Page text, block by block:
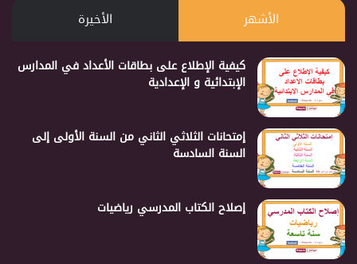
الأشهر الأخيرة
كيفية الإطلاع على بطاقات الأعداد في المدارس
الإبتدائية و الإعدادية
إمتحانات الثلاثي الثاني من السنة الأولى إلى
السنة السادسة
إصلاح الكتاب المدرسي رياضيات